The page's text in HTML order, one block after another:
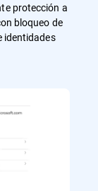
protección a
bloqueo de
identidades